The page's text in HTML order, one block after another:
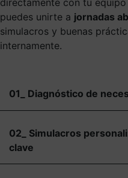
puedes unirte a jornadas
simulacros y buenas
internamente.
01_ Diagnóstico de
02_ Simulacros
clave